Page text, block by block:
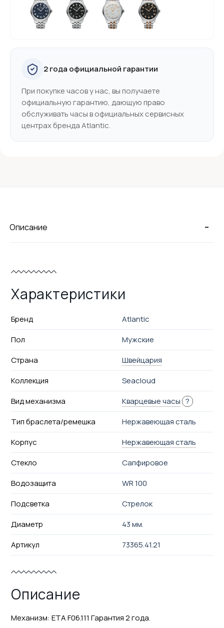
2 года официальной гарантии
При покупке часов у нас, вы получаете
официальную гарантию, дающую право
обслуживать часы в официальных сервисных
центрах бренда Atlantic.
-
Описание
Характеристики
Бренд
Atlantic
Пол
Мужские
Страна
Швейцария
Коллекция
Seacloud
Вид механизма
Кварцевые часы ?
Тип браслета/ремешка
Нержавеющая сталь
Корпус
Нержавеющая сталь
Стекло
Сапфировое
Водозащита
WR 100
Подсветка
Стрелок
Диаметр
43 мм.
Артикул
73365.41.21
Описание
Механизм: ETA F06.111 Гарантия 2 года.